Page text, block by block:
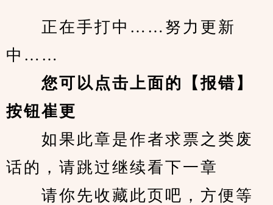
正在手打中……努力更新
中……
您可以点击上面的【报错】
按钮崔更
如果此章是作者求票之类废
话的，请跳过继续看下一章
请你先收藏此页吧，方便等